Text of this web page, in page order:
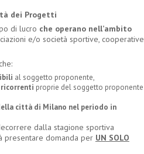
dei Progetti
di lucro che operano nell’ambito
e/o società sportive, cooperative
al soggetto proponente,
ricorrenti proprie del soggetto proponente
città di Milano nel periodo in
dalla stagione sportiva
presentare domanda per UN SOLO